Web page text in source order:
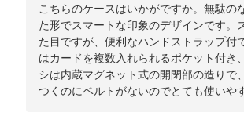
こちらのケースはいかがですか。無駄の
た形でスマートな印象のデザインです。
た目ですが、便利なハンドストラップ付
はカードを複数入れられるポケット付き
シは内蔵マグネット式の開閉部の造りで
つくのにベルトがないのでとても使いや